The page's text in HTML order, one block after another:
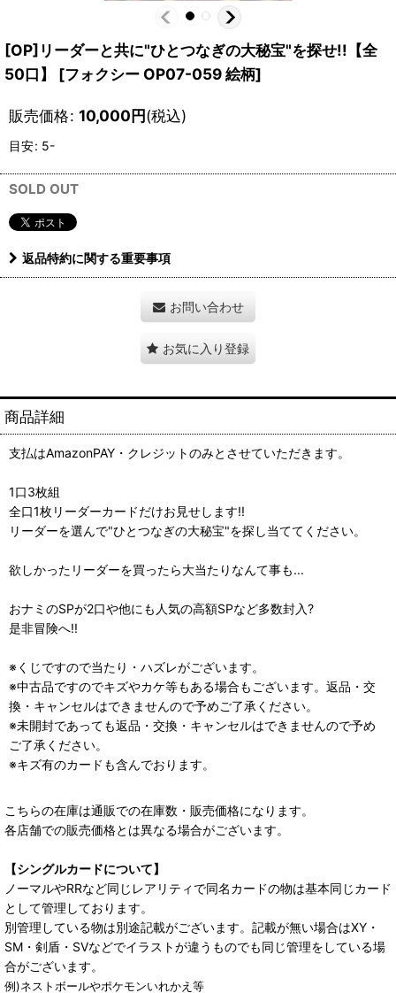
[OP]リーダーと共に"ひとつなぎの大秘宝"を探せ!!【全
50口】
[フォクシー OP07-059 絵柄]
販売価格: 10,000円(税込)
目安: 5-
SOLD OUT
返品特約に関する重要事項
お問い合わせ
お気に入り登録
商品詳細
支払はAmazonPAY・クレジットのみとさせていただきます。
1口3枚組
全口1枚リーダーカードだけお見せします!!
リーダーを選んで"ひとつなぎの大秘宝"を探し当ててください。
欲しかったリーダーを買ったら大当たりなんて事も...
おナミのSPが2口や他にも人気の高額SPなど多数封入?
是非冒険へ!!
※くじですので当たり・ハズレがございます。
※中古品ですのでキズやカケ等もある場合もございます。返品・交
換・キャンセルはできませんので予めご了承ください。
※未開封であっても返品・交換・キャンセルはできませんので予め
ご了承ください。
※キズ有のカードも含んでおります。
こちらの在庫は通販での在庫数・販売価格になります。
各店舗での販売価格とは異なる場合がございます。
【シングルカードについて】
ノーマルやRRなど同じレアリティで同名カードの物は基本同じカード
として管理しております。
別管理している物は別途記載がございます。記載が無い場合はXY・
SM・剣盾・SVなどでイラストが違うものでも同じ管理をしている場
合がございます。
例)ネストボールやポケモンいれかえ等